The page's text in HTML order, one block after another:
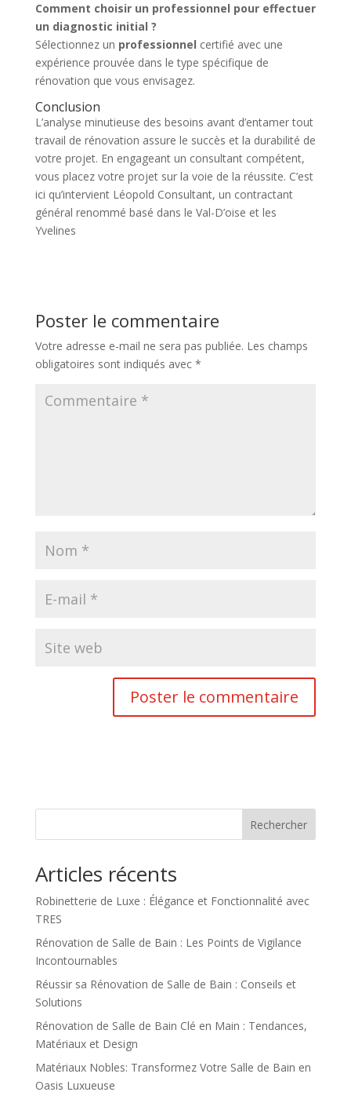
Comment choisir un professionnel pour effectuer
un diagnostic initial ?
Sélectionnez un professionnel certifié avec une
expérience prouvée dans le type spécifique de
rénovation que vous envisagez.
Conclusion
L’analyse minutieuse des besoins avant d’entamer tout
travail de rénovation assure le succès et la durabilité de
votre projet. En engageant un consultant compétent,
vous placez votre projet sur la voie de la réussite. C’est
ici qu’intervient Léopold Consultant, un contractant
général renommé basé dans le Val-D’oise et les
Yvelines
Poster le commentaire
Votre adresse e-mail ne sera pas publiée. Les champs
obligatoires sont indiqués avec *
Rechercher
Articles récents
Robinetterie de Luxe : Élégance et Fonctionnalité avec
TRES
Rénovation de Salle de Bain : Les Points de Vigilance
Incontournables
Réussir sa Rénovation de Salle de Bain : Conseils et
Solutions
Rénovation de Salle de Bain Clé en Main : Tendances,
Matériaux et Design
Matériaux Nobles: Transformez Votre Salle de Bain en
Oasis Luxueuse